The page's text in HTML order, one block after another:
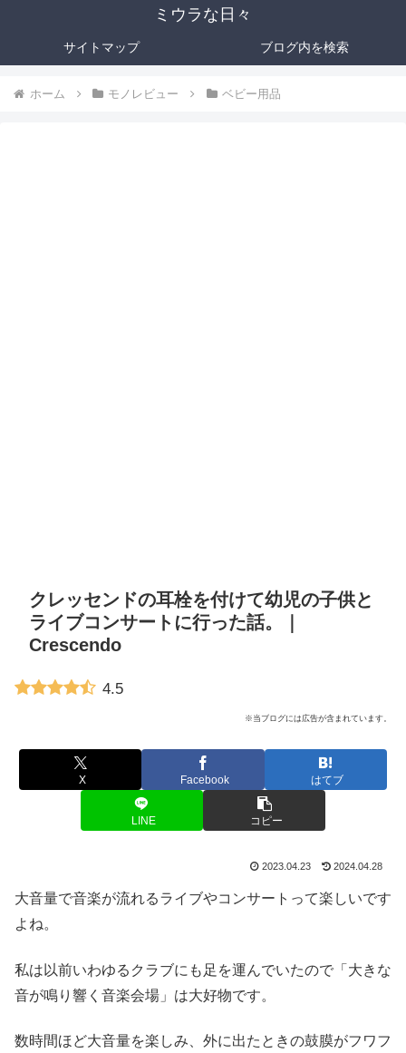
ミウラな日々
サイトマップ ブログ内を検索
ホーム モノレビュー ベビー用品
クレッセンドの耳栓を付けて幼児の子供と
ライブコンサートに行った話。｜
Crescendo
4.5
※当ブログには広告が含まれています。
X Facebook はてブ
LINE コピー
2023.04.23 2024.04.28
大音量で音楽が流れるライブやコンサートって楽しいです
よね。
私は以前いわゆるクラブにも足を運んでいたので「大きな
音が鳴り響く音楽会場」は大好物です。
数時間ほど大音量を楽しみ、外に出たときの鼓膜がフワフ